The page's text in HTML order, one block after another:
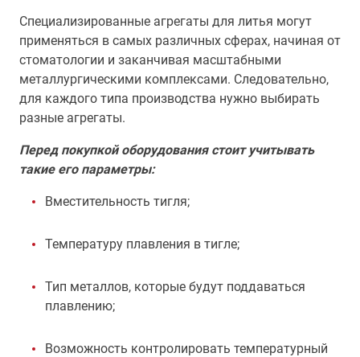
Специализированные агрегаты для литья могут
применяться в самых различных сферах, начиная от
стоматологии и заканчивая масштабными
металлургическими комплексами. Следовательно,
для каждого типа производства нужно выбирать
разные агрегаты.
Перед покупкой оборудования стоит учитывать
такие его параметры:
Вместительность тигля;
Температуру плавления в тигле;
Тип металлов, которые будут поддаваться
плавлению;
Возможность контролировать температурный